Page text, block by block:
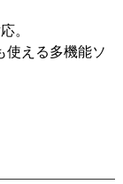
。
使える多機能ソ